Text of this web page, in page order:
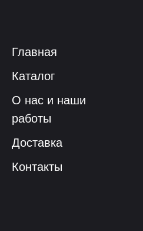
Главная
Каталог
О нас и наши
работы
Доставка
Контакты